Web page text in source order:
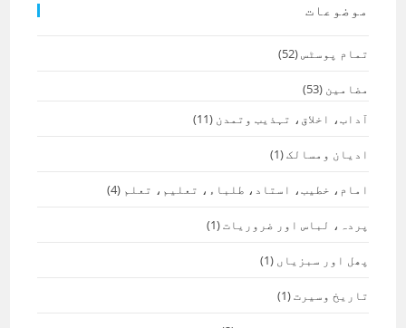
موضوعات
تمام پوسٹس(52)
مضامین (53)
آداب، اخلاق، تہذیب وتمدن (11)
ادیان ومسالک(1)
امام، خطیب، استاد، طلباء، تعلیم، تعلم (4)
پردہ، لباس اور ضروریات(1)
پھل اور سبزیاں (1)
تاریخ وسیرت(1)